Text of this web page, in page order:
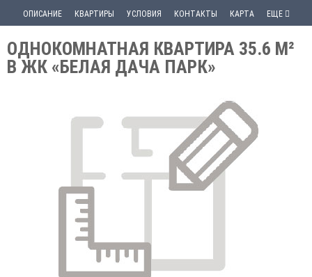
ОПИСАНИЕ КВАРТИРЫ УСЛОВИЯ КОНТАКТЫ КАРТА ЕЩЕ
ОДНОКОМНАТНАЯ КВАРТИРА 35.6 М²
В ЖК «БЕЛАЯ ДАЧА ПАРК»